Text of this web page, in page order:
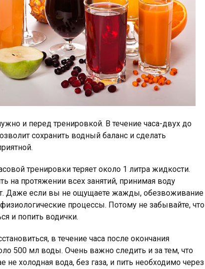
и перед тренировкой. В течение часа-двух до
сохранить водный баланс и сделать
тренировки теряет около 1 литра жидкости.
на протяжении всех занятий, принимая воду
Даже если вы не ощущаете жажды, обезвоживание
процессы. Потому не забывайте, что
и попить водички.
в течение часа после окончания
500 мл воды. Очень важно следить и за тем, что
холодная вода, без газа, и пить необходимо через